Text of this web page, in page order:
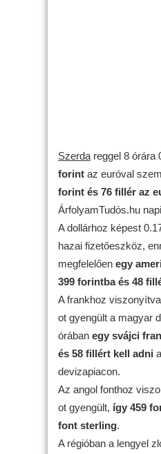
Szerda reggel 8 órára
forint az euróval
forint és 76 fillér az
ÁrfolyamTudós.hu
A dollárhoz képest
hazai fizetőeszköz,
megfelelően egy
399 forintba és 48
A frankhoz
ot gyengült a magyar
órában egy svájci
és 58 fillért kell adni
devizapiacon.
Az angol fonthoz
ot gyengült, így 459
font sterling.
A régióban a lengyel